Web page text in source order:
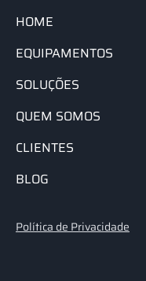
HOME
EQUIPAMENTOS
SOLUÇÕES
QUEM SOMOS
CLIENTES
BLOG
Política de Privacidade